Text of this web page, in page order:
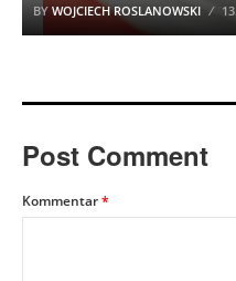
BY WOJCIECH ROSLANOWSKI
Post Comment
Kommentar*